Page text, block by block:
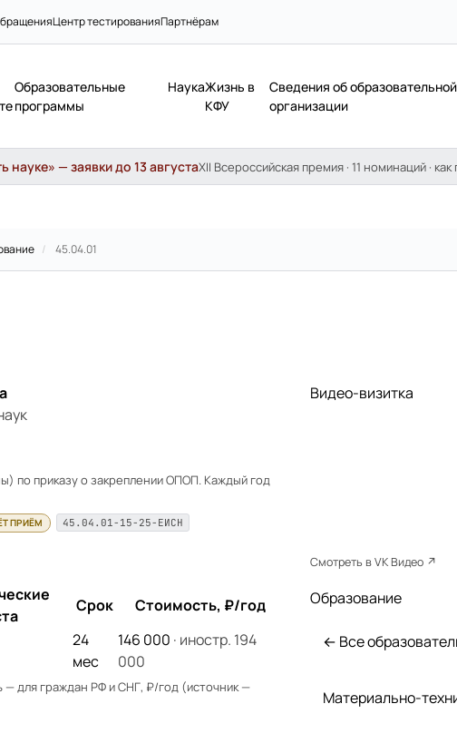
Центр тестированияПартнёрам
Образовательные
программы
НаукаЖизнь в
КФУ
Сведения об образовательной
организации
науке» — заявки до 13 августаXII Всероссийская премия · 11 номинаций · как
/ 45.04.01
по приказу о закреплении ОПОП. Каждый год
ПРИЁМ 45.04.01-15-25-ЕИСН
Срок Стоимость, ₽/год
24
мес
146 000 · иностр. 194
000
для граждан РФ и СНГ, ₽/год (источник —
Видео-визитка
Смотреть в VK Видео ↗
Образование
← Все
Материально-